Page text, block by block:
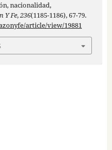
nacionalidad,
Y Fe,236(1185-1186), 67-79.
article/view/19881